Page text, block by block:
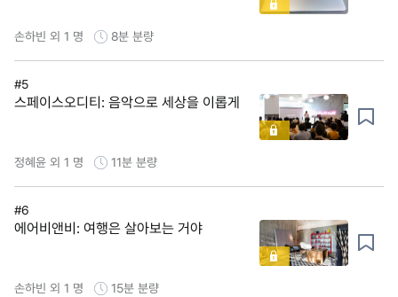
손하빈 외 1 명 8분 분량
#5
스페이스오디티: 음악으로 세상을 이롭게
정혜윤 외 1 명 11분 분량
#6
에어비앤비: 여행은 살아보는 거야
손하빈 외 1 명 15분 분량